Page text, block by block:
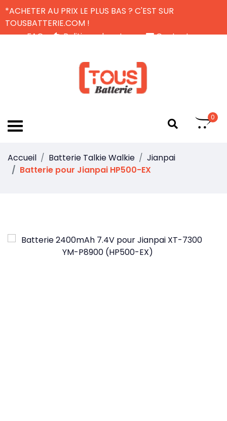
*ACHETER AU PRIX LE PLUS BAS ? C'EST SUR
TOUSBATTERIE.COM !
FAQ
Politique de retour
Contactez-nous
0
Accueil Batterie Talkie Walkie
Jianpai
Batterie pour Jianpai HP500-EX